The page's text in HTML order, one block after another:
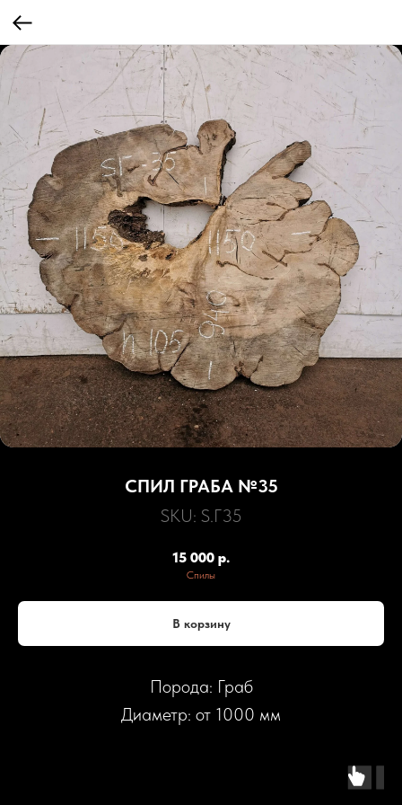
СПИЛ ГРАБА №35
SKU: S.Г35
15 000 р.
Спилы
В корзину
Порода: Граб
Диаметр: от 1000 мм